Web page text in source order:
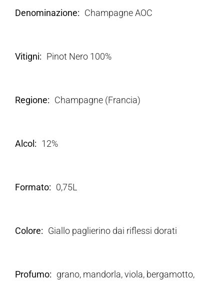
Denominazione Champagne AOC
Vitigni Pinot Nero 100%
Regione Champagne (Francia)
Alcol 12%
Formato 0,75L
Colore Giallo paglierino dai riflessi dorati
Profumo
grano, mandorla, viola, bergamotto,